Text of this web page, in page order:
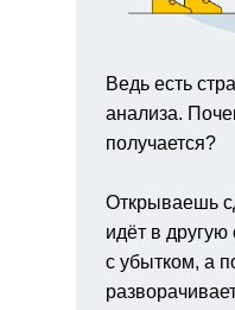
Ведь есть
анализа.
получается?
Открываешь
идёт в
с убытком, а